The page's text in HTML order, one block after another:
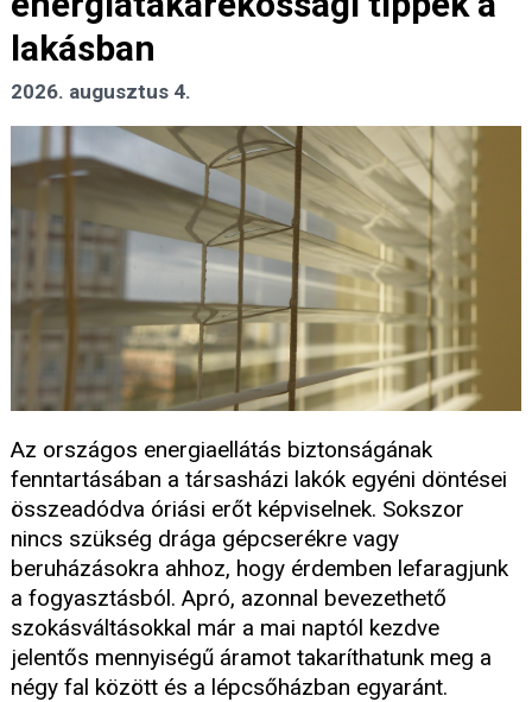
lakásban
2026. augusztus 4.
Az országos energiaellátás biztonságának
fenntartásában a társasházi lakók egyéni döntései
összeadódva óriási erőt képviselnek. Sokszor
nincs szükség drága gépcserékre vagy
beruházásokra ahhoz, hogy érdemben lefaragjunk
a fogyasztásból. Apró, azonnal bevezethető
szokásváltásokkal már a mai naptól kezdve
jelentős mennyiségű áramot takaríthatunk meg a
négy fal között és a lépcsőházban egyaránt.